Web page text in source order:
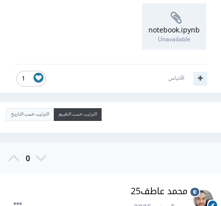
notebook.ipynb
Unavailable
1 اقتباس
الترتيب حسب التقييم الترتيب حسب التاريخ
0
محمد عاطف25